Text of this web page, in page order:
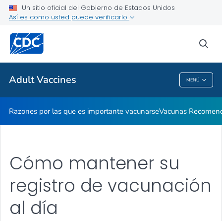
Un sitio oficial del Gobierno de Estados Unidos
Así es como usted puede verificarlo
Adult Vaccines MENÚ
Temas relacionados
Adult Vaccines
Razones por las que es importante vacunarseVacunas
Cómo mantener su
registro de vacunación
al día